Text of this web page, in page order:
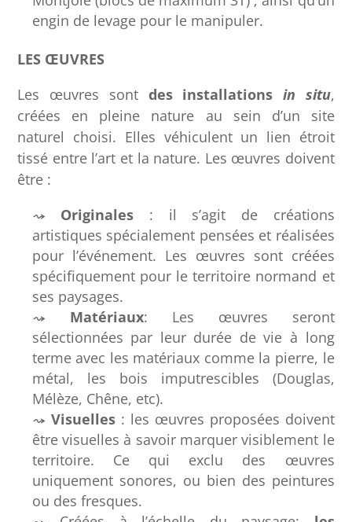
engin de levage pour le manipuler.
LES ŒUVRES
Les œuvres sont des installations in situ,
créées en pleine nature au sein d’un site
naturel choisi. Elles véhiculent un lien étroit
tissé entre l’art et la nature. Les œuvres doivent
être :
Originales : il s’agit de créations
artistiques spécialement pensées et réalisées
pour l’événement. Les œuvres sont créées
spécifiquement pour le territoire normand et
ses paysages.
Matériaux: Les œuvres seront
sélectionnées par leur durée de vie à long
terme avec les matériaux comme la pierre, le
métal, les bois imputrescibles (Douglas,
Mélèze, Chêne, etc).
Visuelles : les œuvres proposées doivent
être visuelles à savoir marquer visiblement le
territoire. Ce qui exclu des œuvres
uniquement sonores, ou bien des peintures
ou des fresques.